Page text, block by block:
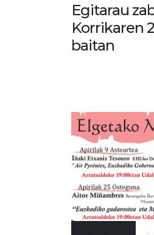
Egitarau
Korrikaren
baitan